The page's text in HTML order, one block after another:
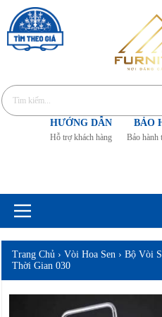
HƯỚNG DẪN
Hỗ trợ khách hàng
BẢO
Bảo hành
Trang Chủ ›Vòi Hoa Sen ›Bộ Vòi
Thời Gian 030